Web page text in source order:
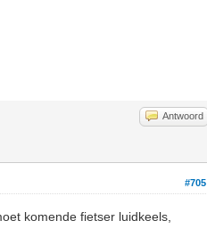
Antwoord
#705
komende fietser luidkeels,